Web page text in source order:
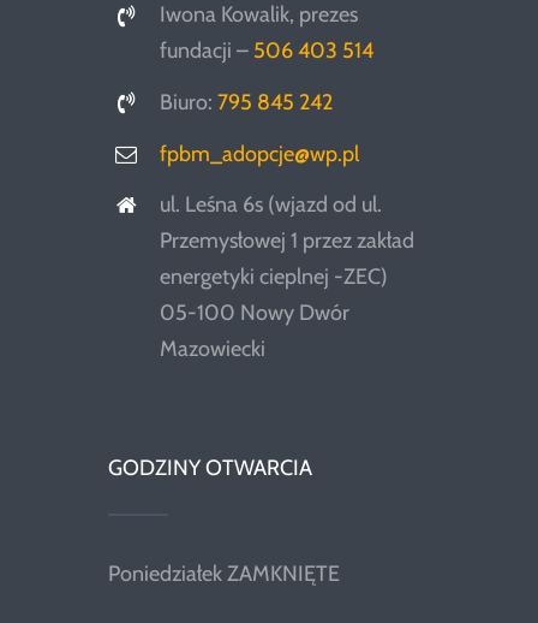
Iwona Kowalik, prezes
fundacji – 506 403 514
Biuro:795 845 242
fpbm_adopcje@wp.pl
ul. Leśna 6s (wjazd od ul.
Przemysłowej 1 przez zakład
energetyki cieplnej -ZEC)
05-100 Nowy Dwór
Mazowiecki
GODZINY OTWARCIA
Poniedziałek ZAMKNIĘTE